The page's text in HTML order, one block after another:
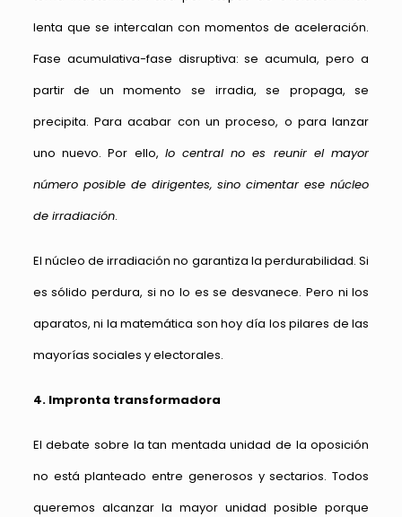
lenta que se intercalan con momentos de aceleración.
Fase acumulativa-fase disruptiva: se acumula, pero a
partir de un momento se irradia, se propaga, se
precipita. Para acabar con un proceso, o para lanzar
uno nuevo. Por ello, lo central no es reunir el mayor
número posible de dirigentes, sino cimentar ese núcleo
de irradiación.
El núcleo de irradiación no garantiza la perdurabilidad. Si
es sólido perdura, si no lo es se desvanece. Pero ni los
aparatos, ni la matemática son hoy día los pilares de las
mayorías sociales y electorales.
4. Impronta transformadora
El debate sobre la tan mentada unidad de la oposición
no está planteado entre generosos y sectarios. Todos
queremos alcanzar la mayor unidad posible porque